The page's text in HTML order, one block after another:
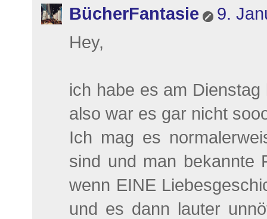
BücherFantasie
9.
Hey,
ich habe es am
also war es gar nicht
Ich mag es
sind und man bekannte
wenn EINE
und es dann lauter